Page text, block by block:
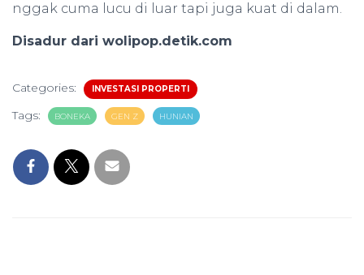
nggak cuma lucu di luar tapi juga kuat di dalam.
Disadur dari wolipop.detik.com
Categories: INVESTASI PROPERTI
Tags: BONEKA GEN Z HUNIAN